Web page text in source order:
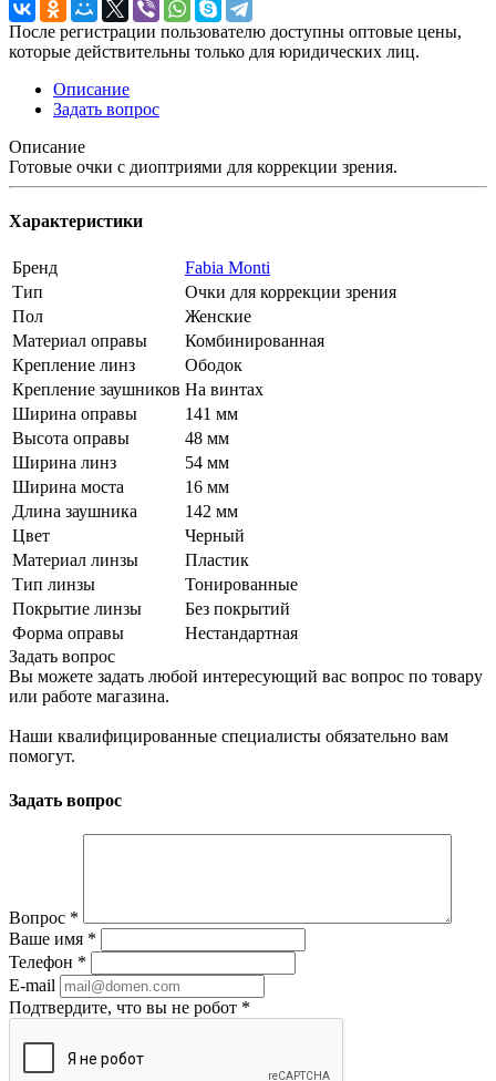
После регистрации пользователю доступны оптовые цены,
которые действительны только для юридических лиц.
Описание
Задать вопрос
Описание
Готовые очки с диоптриями для коррекции зрения.
Характеристики
Бренд
Fabia Monti
Тип
Очки для коррекции зрения
Пол
Женские
Материал оправы
Комбинированная
Крепление линз
Ободок
Крепление заушников На винтах
Ширина оправы
141 мм
Высота оправы
48 мм
Ширина линз
54 мм
Ширина моста
16 мм
Длина заушника
142 мм
Цвет
Черный
Материал линзы
Пластик
Тип линзы
Тонированные
Покрытие линзы
Без покрытий
Форма оправы
Нестандартная
Задать вопрос
Вы можете задать любой интересующий вас вопрос по товару
или работе магазина.
Наши квалифицированные специалисты обязательно вам
помогут.
Задать вопрос
Вопрос *
Ваше имя *
Телефон *
E-mail
Подтвердите, что вы не робот *